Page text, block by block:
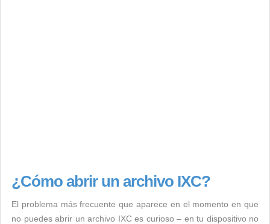
¿Cómo abrir un archivo IXC?
El problema más frecuente que aparece en el momento en que
no puedes abrir un archivo IXC es curioso – en tu dispositivo no